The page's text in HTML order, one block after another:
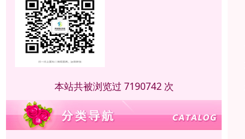
本站共被浏览过 7190742 次